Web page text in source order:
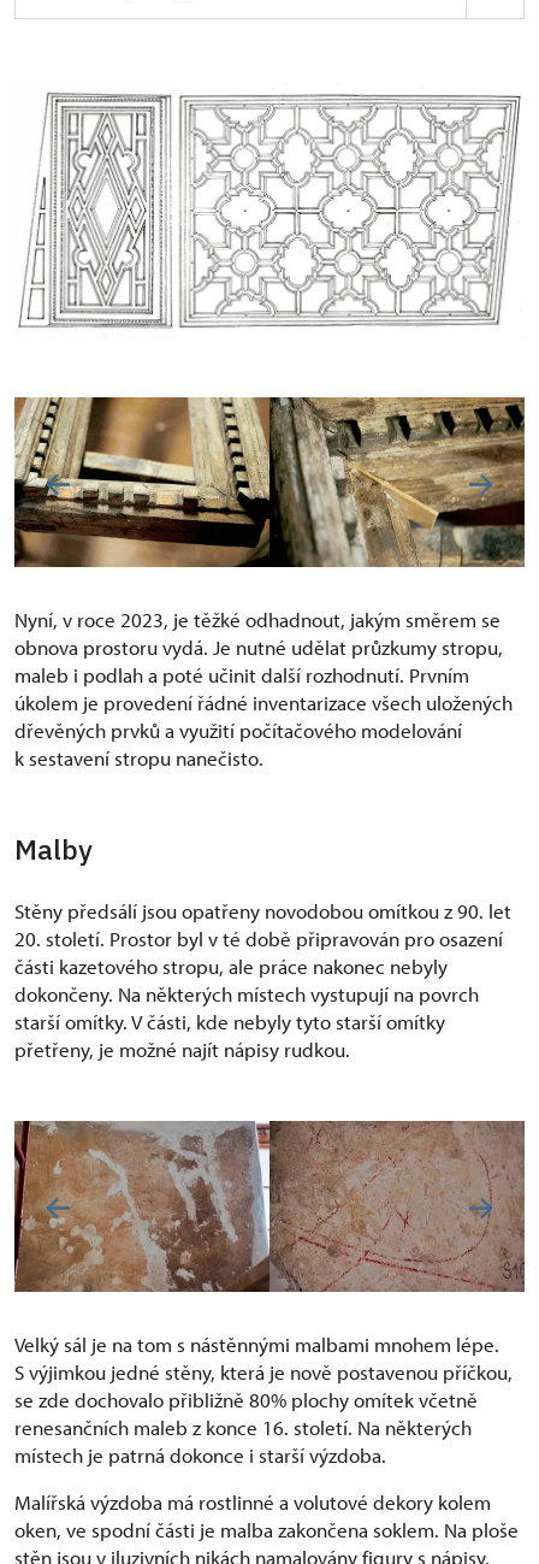
„Prostor B-1, předsíň sálu. Doporučuje se oprava
a instalace plafondu ze ‚Síně vévodské‛ dobrovického
zámku. Rozměr části stropu a lichoběžný prostor síně
dovolují omezené možnosti řešení.“Bylo navrženo
hned několik variant řešení lichoběžníkového tvaru
s využitím pouze středové části stropu.
Dále:„Prostor B-25, sál. Náčrt prověřuje možnost
uplatnění dochovaných fragmentů ze ‚Síně Libušiny‛
dobrovickéh zámku tím, že násobí jeho pozoruhodný
Nyní, v roce 2023, je těžké odhadnout, jakým směrem se
obnova prostoru vydá. Je nutné udělat průzkumy stropu,
maleb i podlah a poté učinit další rozhodnutí. Prvním
úkolem je provedení řádné inventarizace všech uložených
dřevěných prvků a využití počítačového modelování
k sestavení stropu nanečisto.
Malby
Stěny předsálí jsou opatřeny novodobou omítkou z 90. let
20. století. Prostor byl v té době připravován pro osazení
části kazetového stropu, ale práce nakonec nebyly
dokončeny. Na některých místech vystupují na povrch
starší omítky. V části, kde nebyly tyto starší omítky
přetřeny, je možné najít nápisy rudkou.
Velký sál je na tom s nástěnnými malbami mnohem lépe.
S výjimkou jedné stěny, která je nově postavenou příčkou,
se zde dochovalo přibližně 80% plochy omítek včetně
renesančních maleb z konce 16. století. Na některých
místech je patrná dokonce i starší výzdoba.
Malířská výzdoba má rostlinné a volutové dekory kolem
oken, ve spodní části je malba zakončena soklem. Na ploše
stěn jsou v iluzivních nikách namalovány figury s nápisy,